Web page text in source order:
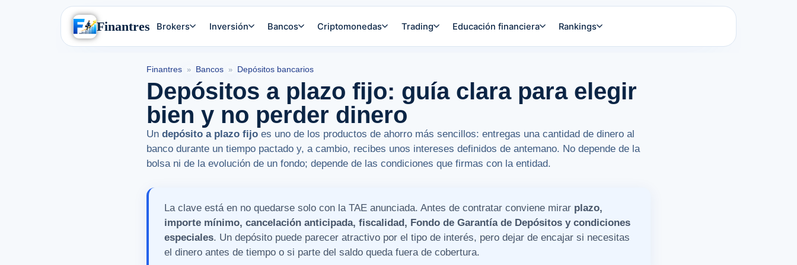
Finantres Brokers Inversión Bancos Criptomonedas Trading Educación financiera Rankings
Finantres » Bancos » Depósitos bancarios
Depósitos a plazo fijo: guía clara para elegir
bien y no perder dinero
Un depósito a plazo fijo es uno de los productos de ahorro más sencillos: entregas una cantidad de dinero al
banco durante un tiempo pactado y, a cambio, recibes unos intereses definidos de antemano. No depende de la
bolsa ni de la evolución de un fondo; depende de las condiciones que firmas con la entidad.
La clave está en no quedarse solo con la TAE anunciada. Antes de contratar conviene mirar plazo,
importe mínimo, cancelación anticipada, fiscalidad, Fondo de Garantía de Depósitos y condiciones
especiales. Un depósito puede parecer atractivo por el tipo de interés, pero dejar de encajar si necesitas
el dinero antes de tiempo o si parte del saldo queda fuera de cobertura.